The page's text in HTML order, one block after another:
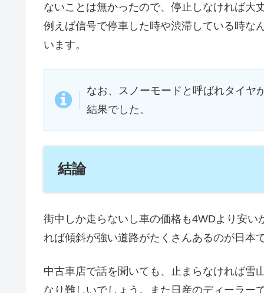
ないことは無かったので、停止しなければ大
例えば信号で停車した時や渋滞している時な
います。
なお、スノーモードと呼ばれタイヤ
結果でした。
結論
街中しか走らないし車の価格も4WDより安
れば傾斜が強い道路がたくさんあるのが日本で
中古車店で話を聞いても、止まらなければ雪
なり難しいでしょう。また日産のディーラー